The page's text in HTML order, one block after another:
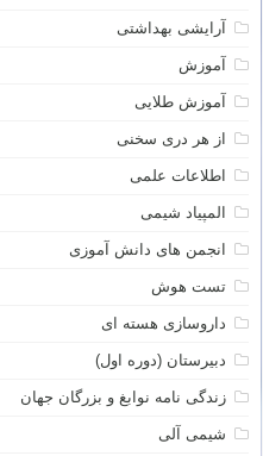
آرایشی بهداشتی
آموزش
آموزش طلایی
از هر دری سخنی
اطلاعات علمی
المپیاد شیمی
انجمن های دانش آموزی
تست هوش
داروسازی هسته ای
دبیرستان (دوره اول)
زندگی نامه نوابغ و بزرگان جهان
شیمی آلی